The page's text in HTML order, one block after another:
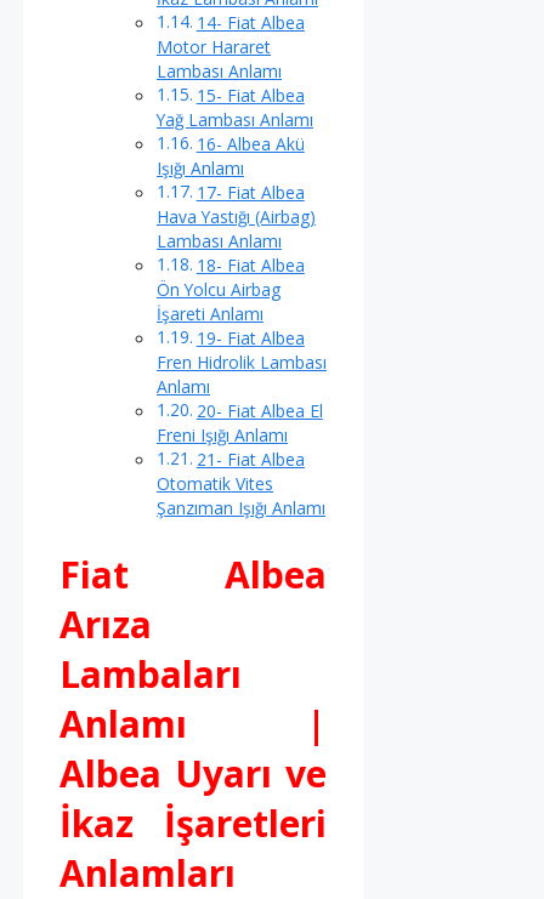
14- Fiat Albea
Motor Hararet
Lambası Anlamı
15- Fiat Albea
Yağ Lambası Anlamı
16- Albea Akü
Işığı Anlamı
17- Fiat Albea
Hava Yastığı (Airbag)
Lambası Anlamı
18- Fiat Albea
Ön Yolcu Airbag
İşareti Anlamı
19- Fiat Albea
Fren Hidrolik Lambası
Anlamı
20- Fiat Albea El
Freni Işığı Anlamı
21- Fiat Albea
Otomatik Vites
Şanzıman Işığı Anlamı
Fiat Albea
Arıza
Lambaları
Anlamı |
Albea Uyarı ve
İkaz İşaretleri
Anlamları